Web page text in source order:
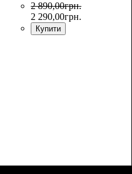
2 890,00грн.
2 290,00грн.
Купити